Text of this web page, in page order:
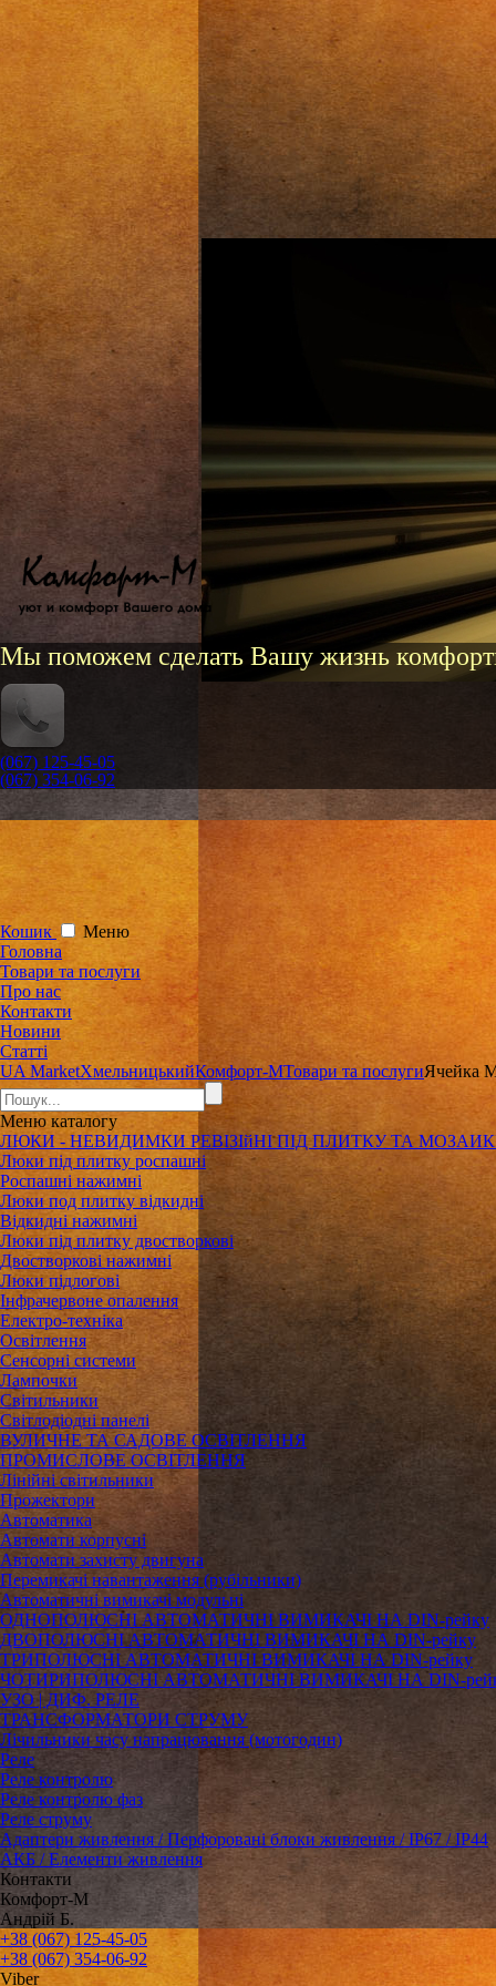
Мы поможем сделать Вашу жизнь
(067) 125-45-05
(067) 354-06-92
Кошик
Меню
Головна
Товари та послуги
Про нас
Контакти
Новини
Статті
UA MarketХмельницькийКомфорт-МТовари та послугиЯчейка
Менюкаталогу
ЛЮКИ - НЕВИДИМКИ РЕВІЗІйНІ ПІД ПЛИТКУ ТА
Люки під плитку роспашні
Роспашні нажимні
Люки под плитку відкидні
Відкидні нажимні
Люки під плитку двостворкові
Двостворкові нажимні
Люки підлогові
Інфрачервоне опалення
Електро-техніка
Освітлення
Сенсорні системи
Лампочки
Світильники
Світлодіодні панелі
ВУЛИЧНЕ ТА САДОВЕ ОСВІТЛЕННЯ
ПРОМИСЛОВЕ ОСВІТЛЕННЯ
Лінійні світильники
Прожектори
Автоматика
Автомати корпусні
Автомати захисту двигуна
Перемикачі навантаження (рубільники)
Автоматичні вимикачі модульні
ОДНОПОЛЮСНІ АВТОМАТИЧНІ ВИМИКАЧІ НА DIN-рейку
ДВОПОЛЮСНІ АВТОМАТИЧНІ ВИМИКАЧІ НА DIN-рейку
ТРИПОЛЮСНІ АВТОМАТИЧНІ ВИМИКАЧІ НА DIN-рейку
ЧОТИРИПОЛЮСНІ АВТОМАТИЧНІ ВИМИКАЧІ НА DIN-
УЗО | ДИФ. РЕЛЕ
ТРАНСФОРМАТОРИ СТРУМУ
Лічильники часу напрацювання (мотогодин)
Реле
Реле контролю
Реле контролю фаз
Реле струму
Адаптери живлення / Перфоровані блоки живлення / IP67 / IP44
АКБ / Елементи живлення
Контакти
Комфорт-М
Андрій Б.
+38 (067) 125-45-05
+38 (067) 354-06-92
Viber